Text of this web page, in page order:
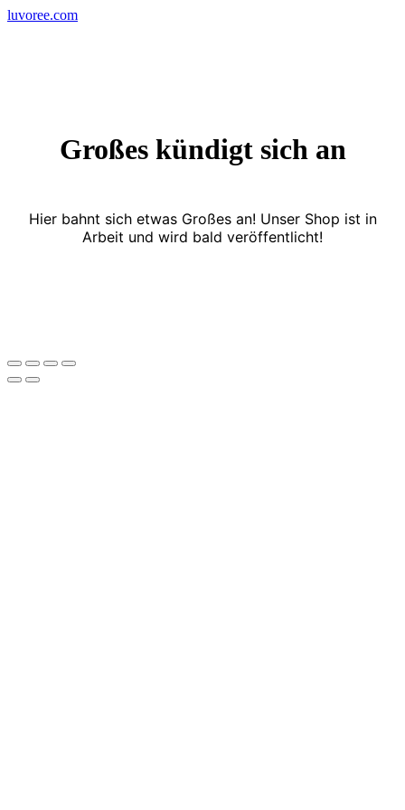
Skip
luvoree.com
Großes kündigt sich an
Hier bahnt sich etwas Großes an! Unser Shop ist in
Arbeit und wird bald veröffentlicht!